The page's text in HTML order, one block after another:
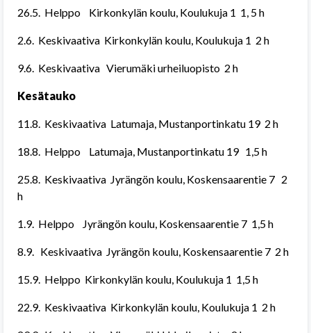
26.5. Helppo Kirkonkylän koulu, Koulukuja 1 1, 5 h
2.6. Keskivaativa Kirkonkylän koulu, Koulukuja 1 2 h
9.6. Keskivaativa Vierumäki urheiluopisto 2 h
Kesätauko
11.8. Keskivaativa Latumaja, Mustanportinkatu 19 2 h
18.8. Helppo Latumaja, Mustanportinkatu 19 1,5 h
25.8. Keskivaativa Jyrängön koulu, Koskensaarentie 7 2
h
1.9. Helppo Jyrängön koulu, Koskensaarentie 7 1,5 h
8.9. Keskivaativa Jyrängön koulu, Koskensaarentie 7 2 h
15.9. Helppo Kirkonkylän koulu, Koulukuja 1 1,5 h
22.9. Keskivaativa Kirkonkylän koulu, Koulukuja 1 2 h